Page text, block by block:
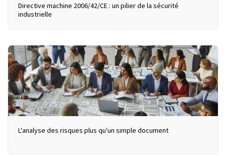
Directive machine 2006/42/CE : un pilier de la sécurité
industrielle
L'analyse des risques plus qu'un simple document